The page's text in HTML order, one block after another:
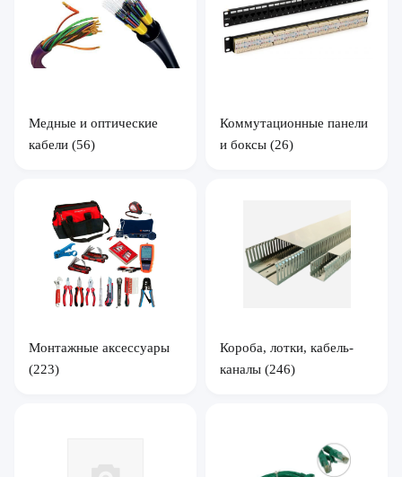
Медные и оптические
кабели (56)
Коммутационные панели
и боксы (26)
Монтажные аксессуары
(223)
Короба, лотки, кабель-
каналы (246)